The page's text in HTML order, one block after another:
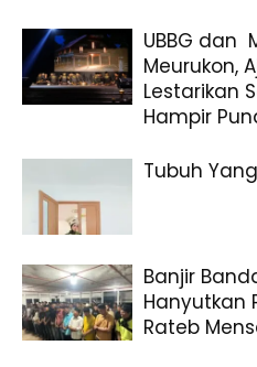
UBBG dan
Meurukon,
Lestarikan
Hampir
Tubuh
Banjir
Hanyutkan
Rateb